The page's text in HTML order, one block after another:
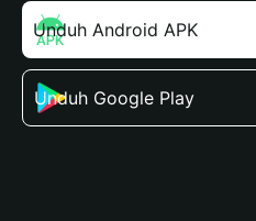
Unduh Android APK
Unduh Google Play